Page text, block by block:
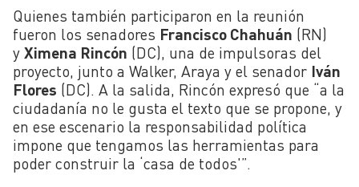
Quienes también participaron en la reunión
fueron los senadores Francisco Chahuán (RN)
y Ximena Rincón (DC), una de impulsoras del
proyecto, junto a Walker, Araya y el senador Iván
Flores (DC). A la salida, Rincón expresó que “a la
ciudadanía no le gusta el texto que se propone, y
en ese escenario la responsabilidad política
impone que tengamos las herramientas para
poder construir la ‘casa de todos'”.